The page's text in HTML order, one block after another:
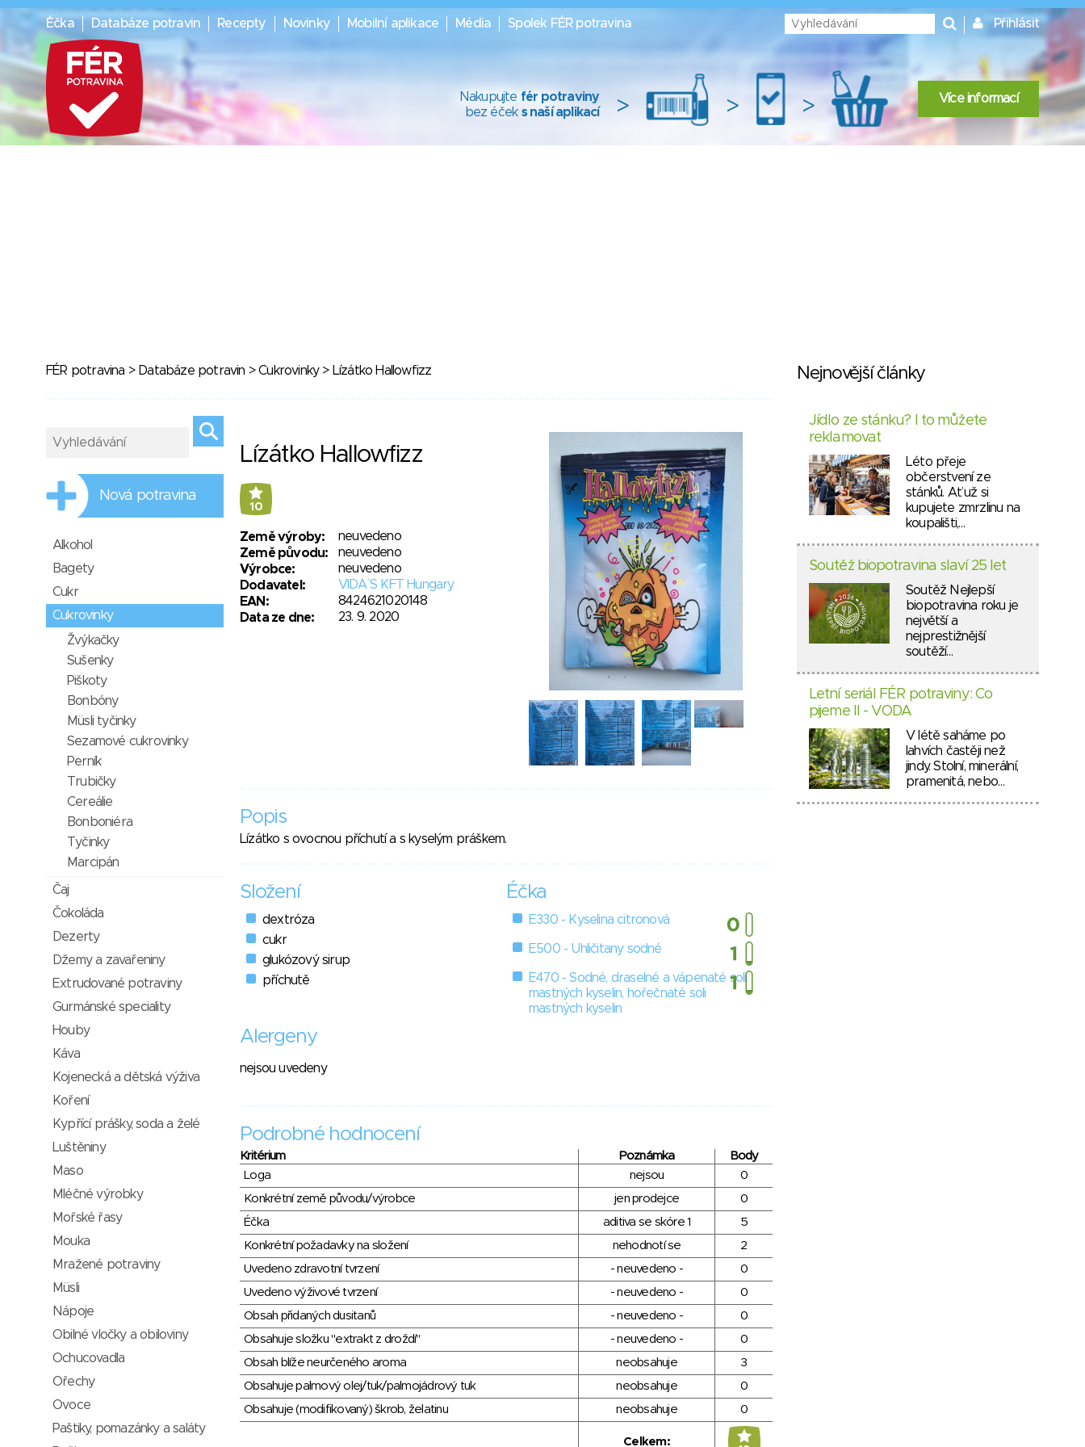
Éčka Databáze potravin Recepty Novinky Mobilní aplikace Média Spolek FÉR potravina Přihlásit
Nakupujte fér potraviny
bez éček s naší aplikací > > > Více informací
FÉR potravina > Databáze potravin >Cukrovinky> Lízátko Hallowfizz
Lízátko Hallowfizz
10
Země výroby:
neuvedeno
Země původu:
neuvedeno
Výrobce:
neuvedeno
Dodavatel:
VIDA´S KFT Hungary
EAN:
8424621020148
Data ze dne:
23. 9. 2020
Popis
Lízátko s ovocnou příchutí a s kyselým práškem.
Složení
dextróza
cukr
glukózový sirup
příchutě
Éčka
E330 - Kyselina citronová
E500 - Uhličitany sodné
E470 - Sodné, draselné a vápenaté soli
mastných kyselin, hořečnaté soli
mastných kyselin
Alergeny
nejsou uvedeny
Podrobné hodnocení
Kritérium Poznámka
Body
Loga
nejsou
0
Konkrétní země původu/výrobce
jen prodejce
0
Éčka
aditiva se skóre 1
5
Konkrétní požadavky na složení
nehodnotí se
2
Uvedeno zdravotní tvrzení
- neuvedeno -
0
Uvedeno výživové tvrzení
- neuvedeno -
0
Obsah přidaných dusitanů
- neuvedeno -
0
Obsahuje složku "extrakt z droždí"
- neuvedeno -
0
Obsah blíže neurčeného aroma
neobsahuje
3
Obsahuje palmový olej/tuk/palmojádrový tuk
neobsahuje
0
Obsahuje (modifikovaný) škrob, želatinu
neobsahuje 0
Celkem:
Nová potravina
Alkohol
Bagety
Cukr
Cukrovinky
Žvýkačky
Sušenky
Piškoty
Bonbóny
Müsli tyčinky
Sezamové cukrovinky
Perník
Trubičky
Cereálie
Bonboniéra
Tyčinky
Marcipán
Čaj
Čokoláda
Dezerty
Džemy a zavařeniny
Extrudované potraviny
Gurmánské speciality
Houby
Káva
Kojenecká a dětská výživa
Koření
Kypřící prášky, soda a želé
Luštěniny
Maso
Mléčné výrobky
Mořské řasy
Mouka
Mražené potraviny
Müsli
Nápoje
Obilné vločky a obiloviny
Ochucovadla
Ořechy
Ovoce
Paštiky, pomazánky a saláty
Nejnovější články
Jídlo ze stánku? I to můžete
reklamovat
Léto přeje
občerstvení ze
stánků. Ať už si
kupujete zmrzlinu na
koupališti,…
Soutěž biopotravina slaví 25 let
Soutěž Nejlepší
biopotravina roku je
největší a
nejprestižnější
soutěží…
Letní seriál FÉR potraviny: Co
pijeme II - VODA
V létě saháme po
lahvích častěji než
jindy. Stolní, minerální,
pramenitá, nebo…